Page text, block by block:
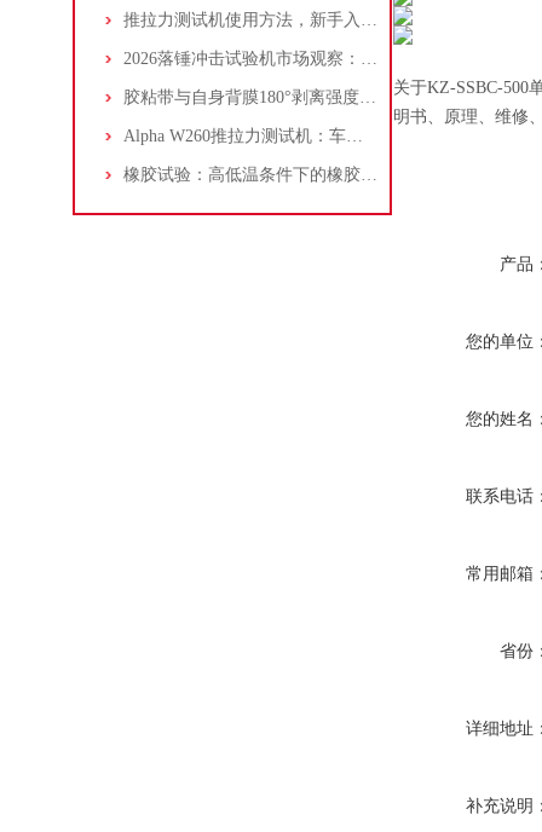
推拉力测试机使用方法，新手入门指南
2026落锤冲击试验机市场观察：仪器化成标配，国产替代加速
胶粘带与自身背膜180°剥离强度的试验方法 知识汇总
Alpha W260推拉力测试机：车规铜线键合力学性能的“守护者”
橡胶试验：高低温条件下的橡胶聚合物试验方法及设备选择
关于KZ-SSBC-500
明书、原理、维修
产品
您的单位
您的姓名
联系电话
常用邮箱
省份
详细地址
补充说明